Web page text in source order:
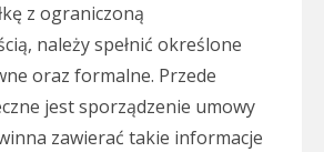
z ograniczoną
należy spełnić określone
oraz formalne. Przede
jest sporządzenie umowy
zawierać takie informacje